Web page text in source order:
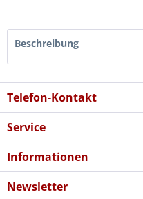
Beschreibung
Telefon-Kontakt
Service
Informationen
Newsletter